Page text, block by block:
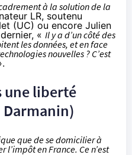
à la solution de la
LR, soutenu
(UC) ou encore Julien
« Il y a d’un côté des
les données, et en face
nouvelles ? C’est
une liberté
que de se domicilier à
l’impôt en France. Ce n’est